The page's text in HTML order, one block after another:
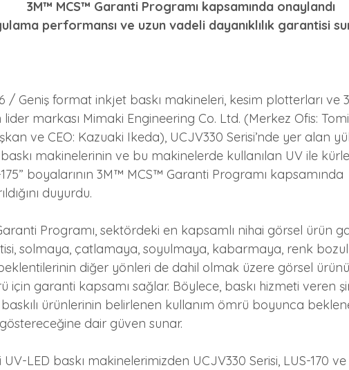
3M™ MCS™ Garanti Programı kapsamında onaylandı
performansı ve uzun vadeli dayanıklılık garantisi
/ Geniş format inkjet baskı makineleri, kesim plotterları ve
markası Mimaki Engineering Co. Ltd. (Merkez Ofis:
ve CEO: Kazuaki Ikeda), UCJV330 Serisi’nde yer alan
makinelerinin ve bu makinelerde kullanılan UV ile
175” boyalarının 3M™ MCS™ Garanti Programı kapsamında
duyurdu.
Programı, sektördeki en kapsamlı nihai görsel ürün
solmaya, çatlamaya, soyulmaya, kabarmaya, renk
diğer yönleri de dahil olmak üzere görsel
için garanti kapsamı sağlar. Böylece, baskı hizmeti veren
ürünlerinin belirlenen kullanım ömrü boyunca
dair güven sunar.
LED baskı makinelerimizden UCJV330 Serisi, LUS-170